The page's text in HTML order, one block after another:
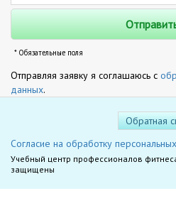
* Обязательные поля
Отправляя заявку я соглашаюсь с
данных.
Обратная
Согласие на обработку
Учебный центр профессионалов
защищены